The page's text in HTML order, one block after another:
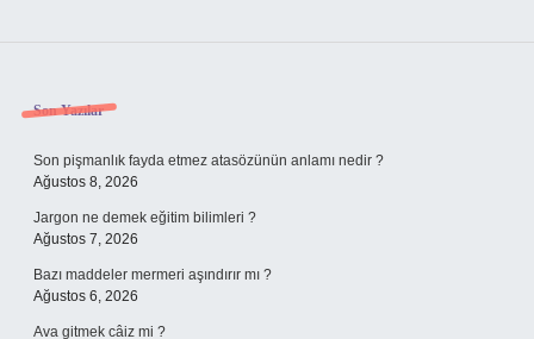
Sidebar
Son Yazılar
Son pişmanlık fayda etmez atasözünün anlamı nedir ?
Ağustos 8, 2026
Jargon ne demek eğitim bilimleri ?
Ağustos 7, 2026
Bazı maddeler mermeri aşındırır mı ?
Ağustos 6, 2026
Ava gitmek câiz mi ?